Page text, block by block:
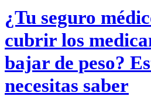
¿Tu seguro
cubrir los
bajar de peso?
necesitas saber